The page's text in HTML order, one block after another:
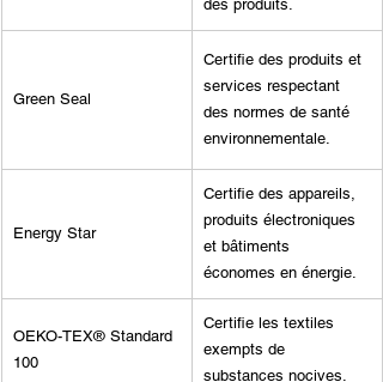
des produits.
Green Seal
Certifie des produits et
services respectant
des normes de santé
environnementale.
Energy Star
Certifie des appareils,
produits électroniques
et bâtiments
économes en énergie.
OEKO-TEX® Standard
100
Certifie les textiles
exempts de
substances nocives.